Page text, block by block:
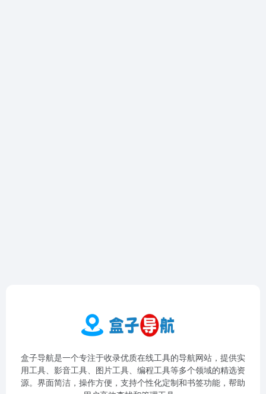
盒子导航是一个专注于收录优质在线工具的导航网站，提供实
用工具、影音工具、图片工具、编程工具等多个领域的精选资
源。界面简洁，操作方便，支持个性化定制和书签功能，帮助